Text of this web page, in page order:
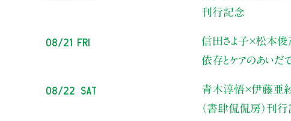
刊行記念
08/21 Fri 信田さよ子×松本俊
依存とケアのあいだ
08/22 Sat 青木淳悟×伊藤亜
（書肆侃侃房）刊